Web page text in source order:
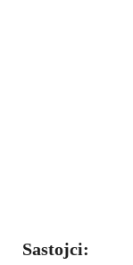
Sastojci: